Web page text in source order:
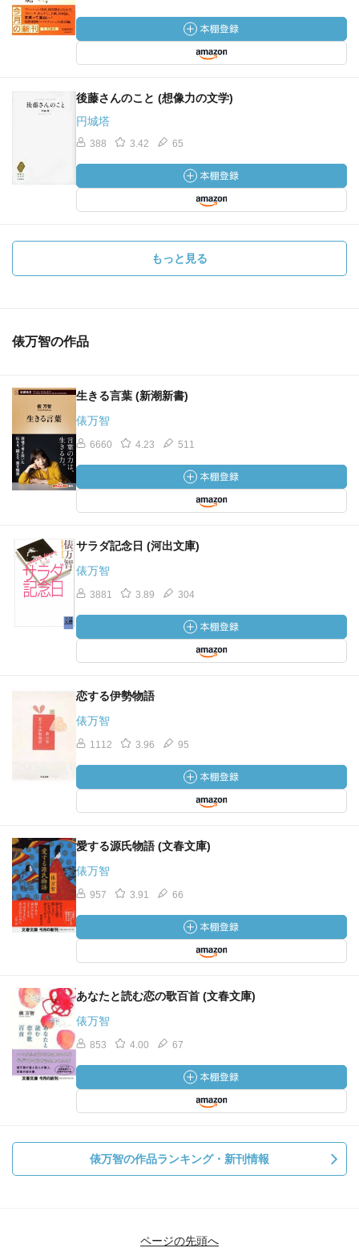
後藤さんのこと (想像力の文学)
円城塔
388 3.42 65
もっと見る
俵万智の作品
生きる言葉 (新潮新書)
俵万智
6660 4.23 511
サラダ記念日 (河出文庫)
俵万智
3881 3.89 304
恋する伊勢物語
俵万智
1112 3.96 95
愛する源氏物語 (文春文庫)
俵万智
957 3.91 66
あなたと読む恋の歌百首 (文春文庫)
俵万智
853 4.00 67
俵万智の作品ランキング・新刊情報
ページの先頭へ